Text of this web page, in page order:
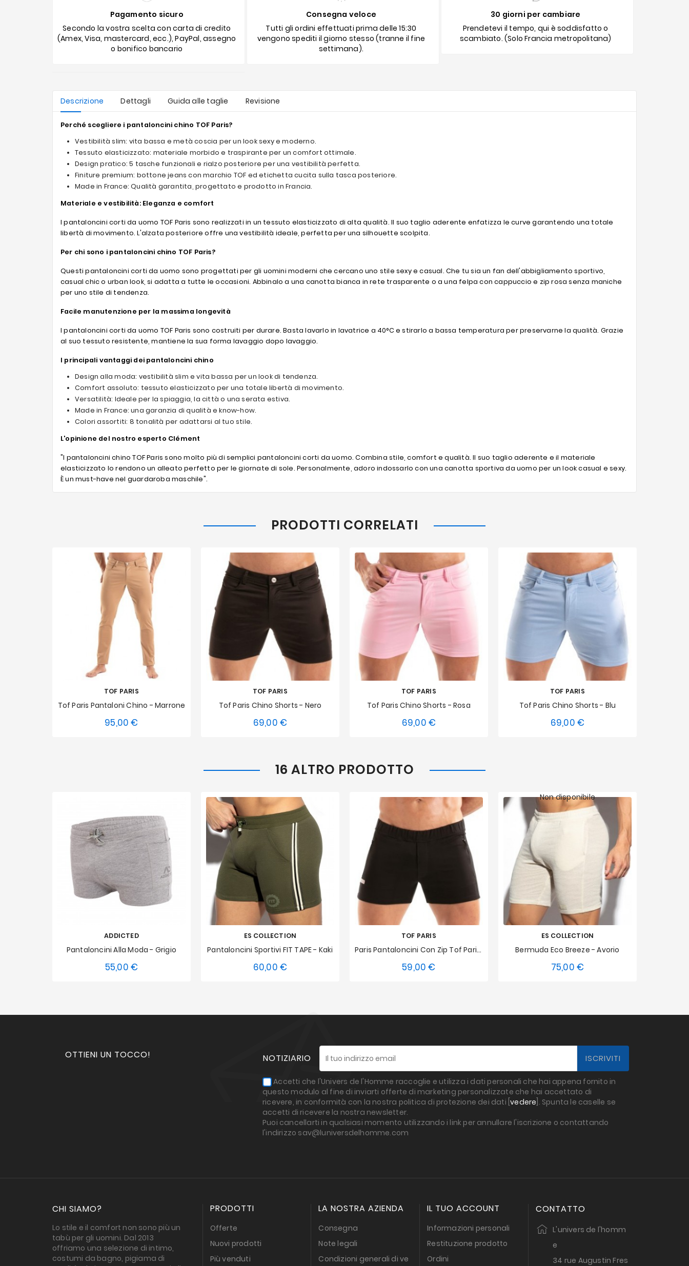
Pagamento sicuro
Secondo la vostra scelta con carta di credito
(Amex, Visa, mastercard, ecc.), PayPal, assegno
o bonifico bancario
Consegna veloce
Tutti gli ordini effettuati prima delle 15:30
vengono spediti il giorno stesso (tranne il fine
settimana).
30 giorni per cambiare
Prendetevi il tempo, qui è soddisfatto o
scambiato. (Solo Francia metropolitana)
Descrizione Dettagli Guida alle taglie Revisione
Perché scegliere i pantaloncini chino TOF Paris?
Vestibilità slim: vita bassa e metà coscia per un look sexy e moderno.
Tessuto elasticizzato: materiale morbido e traspirante per un comfort ottimale.
Design pratico: 5 tasche funzionali e rialzo posteriore per una vestibilità perfetta.
Finiture premium: bottone jeans con marchio TOF ed etichetta cucita sulla tasca posteriore.
Made in France: Qualità garantita, progettato e prodotto in Francia.
Materiale e vestibilità: Eleganza e comfort
I pantaloncini corti da uomo TOF Paris sono realizzati in un tessuto elasticizzato di alta qualità. Il suo taglio aderente enfatizza le curve garantendo una totale
libertà di movimento. L'alzata posteriore offre una vestibilità ideale, perfetta per una silhouette scolpita.
Per chi sono i pantaloncini chino TOF Paris?
Questi pantaloncini corti da uomo sono progettati per gli uomini moderni che cercano uno stile sexy e casual. Che tu sia un fan dell'abbigliamento sportivo,
casual chic o urban look, si adatta a tutte le occasioni. Abbinalo a una canotta bianca in rete trasparente o a una felpa con cappuccio e zip rosa senza maniche
per uno stile di tendenza.
Facile manutenzione per la massima longevità
I pantaloncini corti da uomo TOF Paris sono costruiti per durare. Basta lavarlo in lavatrice a 40°C e stirarlo a bassa temperatura per preservarne la qualità. Grazie
al suo tessuto resistente, mantiene la sua forma lavaggio dopo lavaggio.
I principali vantaggi dei pantaloncini chino
Design alla moda: vestibilità slim e vita bassa per un look di tendenza.
Comfort assoluto: tessuto elasticizzato per una totale libertà di movimento.
Versatilità: Ideale per la spiaggia, la città o una serata estiva.
Made in France: una garanzia di qualità e know-how.
Colori assortiti: 8 tonalità per adattarsi al tuo stile.
L'opinione del nostro esperto Clément
"I pantaloncini chino TOF Paris sono molto più di semplici pantaloncini corti da uomo. Combina stile, comfort e qualità. Il suo taglio aderente e il materiale
elasticizzato lo rendono un alleato perfetto per le giornate di sole. Personalmente, adoro indossarlo con una canotta sportiva da uomo per un look casual e sexy.
È un must-have nel guardaroba maschile".
PRODOTTI CORRELATI
TOF PARIS
Tof Paris Pantaloni Chino - Marrone
95,00 €
M L
TOF PARIS
Tof Paris Chino Shorts - Nero
69,00 €
M L
TOF PARIS
Tof Paris Chino Shorts - Rosa
69,00 €
M L
TOF PARIS
Tof Paris Chino Shorts - Blu
69,00 €
M L
16 ALTRO PRODOTTO
ADDICTED
Pantaloncini Alla Moda - Grigio
55,00 €
M L
ES COLLECTION
Pantaloncini Sportivi FIT TAPE - Kaki
60,00 €
M L
TOF PARIS
Paris Pantaloncini Con Zip Tof Paris - Nero
59,00 €
M L
ES COLLECTION
Bermuda Eco Breeze - Avorio
75,00 €
Non disponibile
OTTIENI UN TOCCO! NOTIZIARIO
Accetti che l'Univers de l'Homme raccoglie e utilizza i dati personali che hai appena fornito in
questo modulo al fine di inviarti offerte di marketing personalizzate che hai accettato di
ricevere, in conformità con la nostra politica di protezione dei dati [vedere ]. Spunta le caselle se
accetti di ricevere la nostra newsletter.
Puoi cancellarti in qualsiasi momento utilizzando i link per annullare l'iscrizione o contattando
l'indirizzo sav@luniversdelhomme.com
CHI SIAMO?
Lo stile e il comfort non sono più un
tabù per gli uomini. Dal 2013
offriamo una selezione di intimo,
costumi da bagno, pigiama di
PRODOTTI
Offerte
Nuovi prodotti
Più venduti
LA NOSTRA AZIENDA
Consegna
Note legali
Condizioni generali di ve
IL TUO ACCOUNT
Informazioni personali
Restituzione prodotto
Ordini
CONTATTO
L'univers de l'homm
e
34 rue Augustin Fres